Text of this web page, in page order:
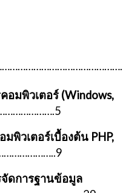
อมพิวเตอร์ (Windows,
พิวเตอร์เบื้องต้น PHP,
ดการฐานข้อมูล